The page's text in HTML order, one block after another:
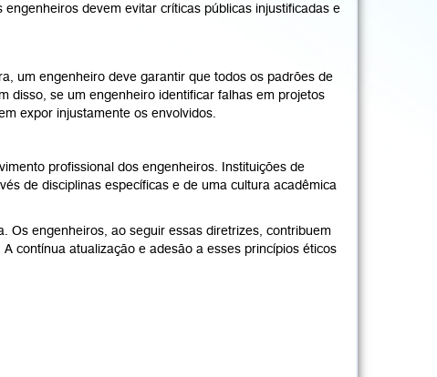
devem evitar críticas públicas injustificadas e
um engenheiro deve garantir que todos os padrões de
disso, se um engenheiro identificar falhas em projetos
expor injustamente os envolvidos.
profissional dos engenheiros. Instituições de
de disciplinas específicas e de uma cultura acadêmica
Os engenheiros, ao seguir essas diretrizes, contribuem
contínua atualização e adesão a esses princípios éticos